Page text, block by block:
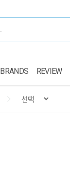
BRANDS REVIEW